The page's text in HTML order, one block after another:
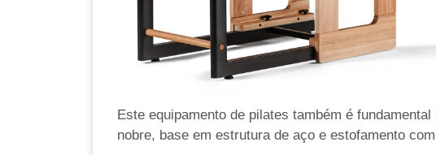
Este equipamento de pilates também é
nobre, base em estrutura de aço e estofamento